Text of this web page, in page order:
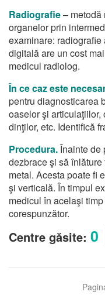
Radiografie– metodă
organelor prin
examinare:
digitală are un cost
medicul radiolog.
În ce caz este
pentru diagnosticarea
oaselor şi
dinţilor, etc. Identifică
Procedura.Înainte de
dezbrace şi să
metal. Acesta poate fi
şi verticală. În timpul
medicul în acelaşi
corespunzător.
Centre găsite: 0